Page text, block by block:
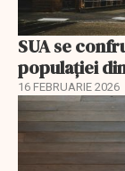
SUA se
populației
16 FEBRUARIE 2026